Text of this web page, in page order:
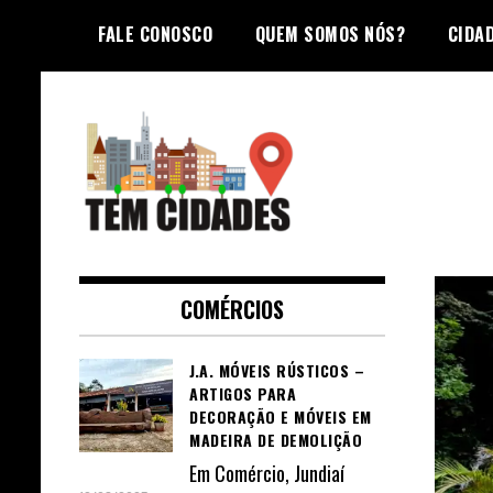
content
FALE CONOSCO QUEM SOMOS NÓS?
TEM CIDADES
COMÉRCIOS
J.A. MÓVEIS RÚSTICOS –
ARTIGOS PARA
DECORAÇÃO E MÓVEIS EM
MADEIRA DE DEMOLIÇÃO
Em Comércio, Jundiaí